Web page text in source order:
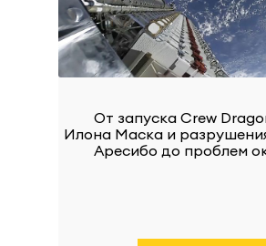
От запуска Crew
Илона Маска и
Аресибо до проблем